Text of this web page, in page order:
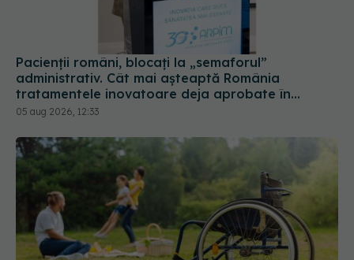
Pacienții români, blocați la „semaforul”
administrativ. Cât mai așteaptă România
tratamentele inovatoare deja aprobate în
Europa
05 aug 2026, 12:33